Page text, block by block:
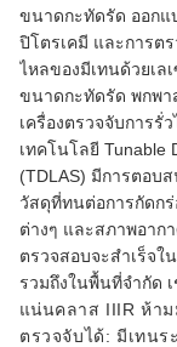
ขนาดกะทัดรัด ออกแ
ปิโตรเคมี และการต
ไหลของมีเทนด้วยเล
ขนาดกะทัดรัด พกพา
เครื่องตรวจจับการรั่
เทคโนโลยี Tunable
(TDLAS) มีการตอบ
วัสดุที่ทนต่อการกัดก
ต่างๆ และสภาพอาก
ตรวจสอบจะสำเร็จใ
รวมถึงในพื้นที่จำกัด
แน่นคลาส IIIR ห้าม
ตรวจจับได้: มีเทนร